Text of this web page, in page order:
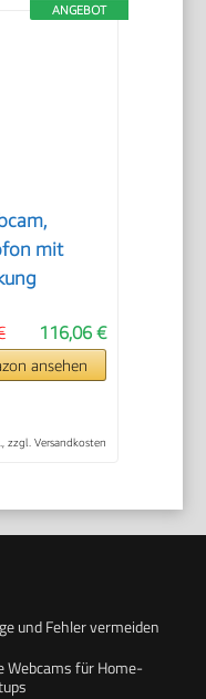
ANGEBOT
mit
116,06 €
ansehen
zzgl. Versandkosten
und Fehler vermeiden
Webcams für Home-